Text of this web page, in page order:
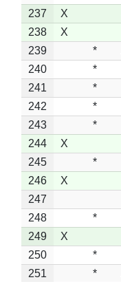
237
X
238
X
239
*
240
*
241
*
242
*
243
*
244
X
245
*
246
X
247
248
*
249
X
250
*
251
*